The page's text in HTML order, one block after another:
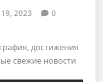
2023 0